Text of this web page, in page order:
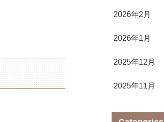
2026年2月
2026年1月
2025年12月
2025年11月